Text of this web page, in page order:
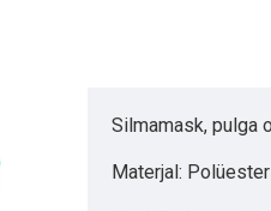
Silmamask, pulga
Materjal: